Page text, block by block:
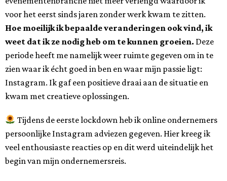
voor het eerst sinds jaren zonder werk kwam te zitten.
Hoe moeilijk ik bepaalde veranderingen ook vind, ik
weet dat ik ze nodig heb om te kunnen groeien. Deze
periode heeft me namelijk weer ruimte gegeven om in te
zien waar ik écht goed in ben en waar mijn passie ligt:
Instagram. Ik gaf een positieve draai aan de situatie en
kwam met creatieve oplossingen.
Tijdens de eerste lockdown heb ik online ondernemers
persoonlijke Instagram adviezen gegeven. Hier kreeg ik
veel enthousiaste reacties op en dit werd uiteindelijk het
begin van mijn ondernemersreis.